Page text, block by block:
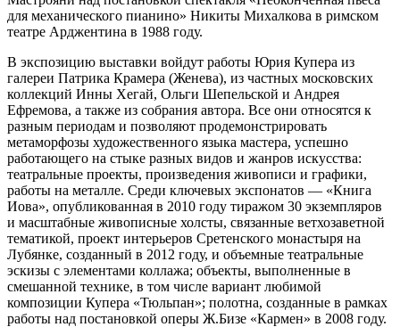
для механического пианино» Никиты Михалкова в римском
театре Арджентина в 1988 году.
В экспозицию выставки войдут работы Юрия Купера из
галереи Патрика Крамера (Женева), из частных московских
коллекций Инны Хегай, Ольги Шепельской и Андрея
Ефремова, а также из собрания автора. Все они относятся к
разным периодам и позволяют продемонстрировать
метаморфозы художественного языка мастера, успешно
работающего на стыке разных видов и жанров искусства:
театральные проекты, произведения живописи и графики,
работы на металле. Среди ключевых экспонатов — «Книга
Иова», опубликованная в 2010 году тиражом 30 экземпляров
и масштабные живописные холсты, связанные ветхозаветной
тематикой, проект интерьеров Сретенского монастыря на
Лубянке, созданный в 2012 году, и объемные театральные
эскизы с элементами коллажа; объекты, выполненные в
смешанной технике, в том числе вариант любимой
композиции Купера «Тюльпан»; полотна, созданные в рамках
работы над постановкой оперы Ж.Бизе «Кармен» в 2008 году.